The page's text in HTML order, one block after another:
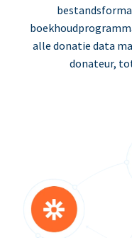
alle donatie data
donateur,